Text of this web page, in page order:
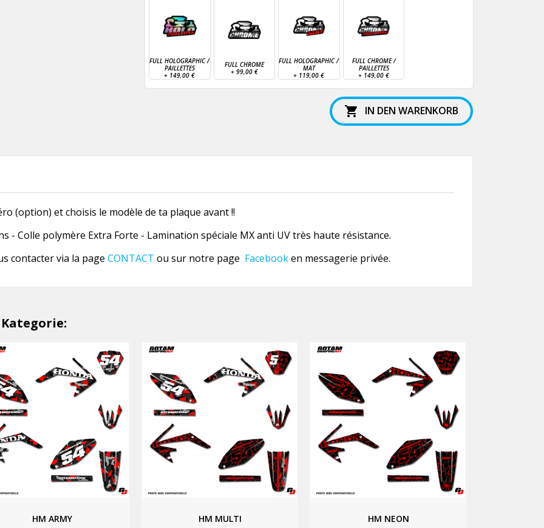
FULL HOLOGRAPHIC /
PAILLETTES
+ 149,00 €
FULL CHROME
+ 99,00 €
FULL HOLOGRAPHIC /
MAT
+ 119,00 €
FULL CHROME /
PAILLETTES
+ 149,00 €
 IN DEN WARENKORB
(option) et choisis le modèle de ta plaque avant !!
- Colle polymère Extra Forte - Lamination spéciale MX anti UV très haute résistance.
contacter via la page CONTACT ou sur notre page Facebooken messagerie privée.
HM ARMY HM MULTI HM NEON